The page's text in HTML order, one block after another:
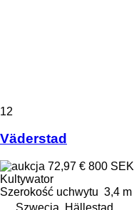
12
Väderstad
72,97 € 800 SEK
Kultywator
Szerokość uchwytu 3,4 m